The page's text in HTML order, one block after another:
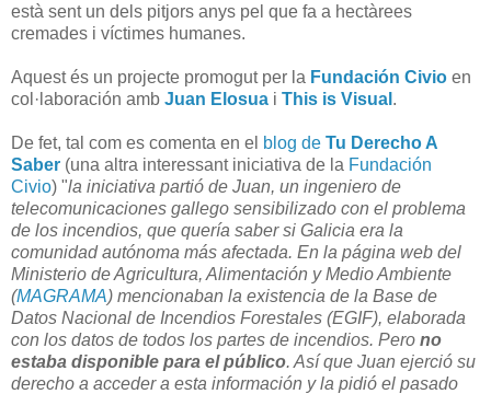
està sent un dels pitjors anys pel que fa a hectàrees
cremades i víctimes humanes.
Aquest és un projecte promogut per la Fundación Civio en
col·laboración amb Juan Elosua i This is Visual .
De fet, tal com es comenta en el blog de Tu Derecho A
Saber (una altra interessant iniciativa de la Fundación
Civio) "la iniciativa partió de Juan, un ingeniero de
telecomunicaciones gallego sensibilizado con el problema
de los incendios, que quería saber si Galicia era la
comunidad autónoma más afectada. En la página web del
Ministerio de Agricultura, Alimentación y Medio Ambiente
(MAGRAMA) mencionaban la existencia de la Base de
Datos Nacional de Incendios Forestales (EGIF), elaborada
con los datos de todos los partes de incendios. Pero no
estaba disponible para el público. Así que Juan ejerció su
derecho a acceder a esta información y la pidió el pasado